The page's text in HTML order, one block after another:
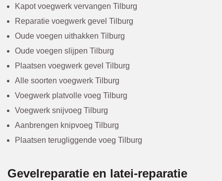
Kapot voegwerk vervangen Tilburg
Reparatie voegwerk gevel Tilburg
Oude voegen uithakken Tilburg
Oude voegen slijpen Tilburg
Plaatsen voegwerk gevel Tilburg
Alle soorten voegwerk Tilburg
Voegwerk platvolle voeg Tilburg
Voegwerk snijvoeg Tilburg
Aanbrengen knipvoeg Tilburg
Plaatsen terugliggende voeg Tilburg
Gevelreparatie en latei-reparatie